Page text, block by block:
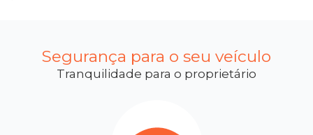
Segurança para o seu veículo
Tranquilidade para o proprietário